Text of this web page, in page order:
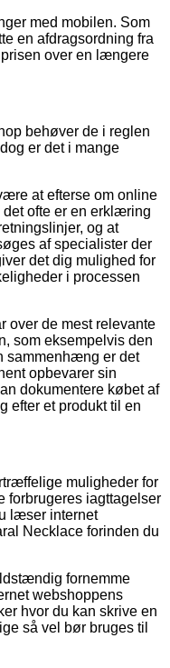
med mobilen. Som
en afdragsordning fra
over en længere
behøver de i reglen
er det i mange
at efterse om online
ofte er en erklæring
og at
af specialister der
det dig mulighed for
i processen
over de mest relevante
som eksempelvis den
sammenhæng er det
opbevarer sin
dokumentere købet af
efter et produkt til en
muligheder for
forbrugeres iagttagelser
læser internet
Necklace forinden du
fornemme
webshoppens
hvor du kan skrive en
så vel bør bruges til